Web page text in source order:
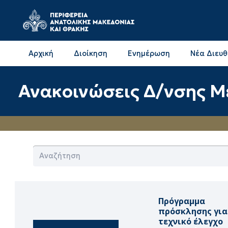
Αρχική Διοίκηση Ενημέρωση Νέα
Ανακοινώσεις Δ/νσης
Πρόγραμμα
πρόσκλησης για
τεχνικό έλεγχο